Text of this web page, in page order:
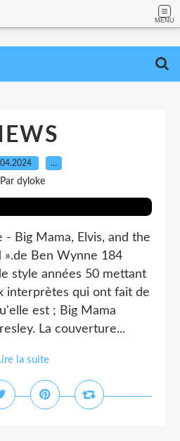
MENU
…
Par dyloke
- Big Mama, Elvis, and the
».de Ben Wynne 184
style années 50 mettant
interprètes qui ont fait de
est ; Big Mama
La couverture...
la suite